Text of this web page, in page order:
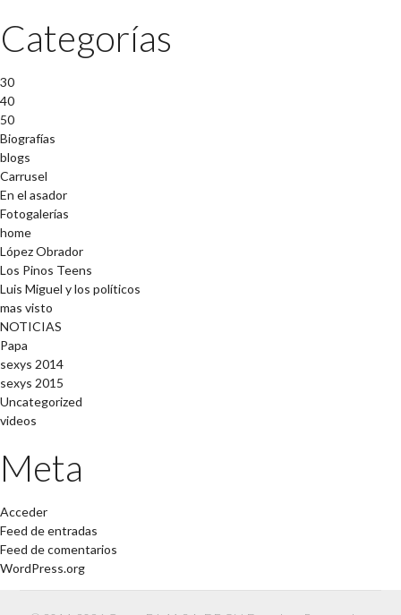
Categorías
30
40
50
Biografías
blogs
Carrusel
En el asador
Fotogalerías
home
López Obrador
Los Pinos Teens
Luis Miguel y los políticos
mas visto
NOTICIAS
Papa
sexys 2014
sexys 2015
Uncategorized
videos
Meta
Acceder
Feed de entradas
Feed de comentarios
WordPress.org